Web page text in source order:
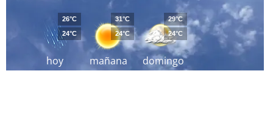
hoy
26°C
24°C
mañana
31°C
24°C
domingo
29°C
24°C